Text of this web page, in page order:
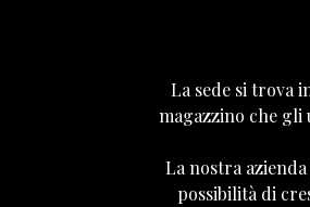
La sede si trova
magazzino che gli
La nostra
possibilità di